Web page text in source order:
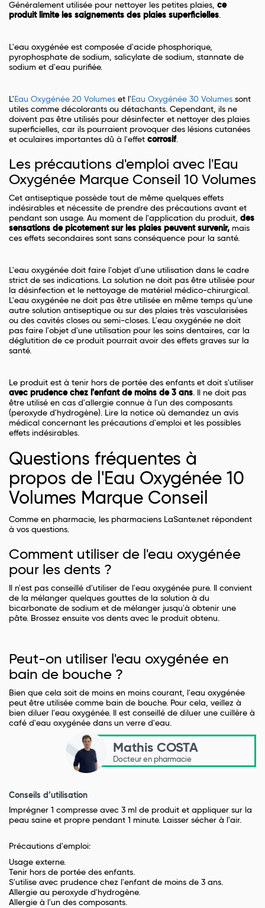
Généralement utilisée pour nettoyer les petites plaies, ce
produit limite les saignements des plaies superficielles.
L'eau oxygénée est composée d'acide phosphorique,
pyrophosphate de sodium, salicylate de sodium, stannate de
sodium et d'eau purifiée.
L' Eau Oxygénée 20 Volumes et l' Eau Oxygénée 30 Volumes sont
utiles comme décolorants ou détachants. Cependant, ils ne
doivent pas être utilisés pour désinfecter et nettoyer des plaies
superficielles, car ils pourraient provoquer des lésions cutanées
et oculaires importantes dû à l'effet corrosif.
Les précautions d'emploi avec l'Eau
Oxygénée Marque Conseil 10 Volumes
Cet antiseptique possède tout de même quelques effets
indésirables et nécessite de prendre des précautions avant et
pendant son usage. Au moment de l'application du produit, des
sensations de picotement sur les plaies peuvent survenir, mais
ces effets secondaires sont sans conséquence pour la santé.
L'eau oxygénée doit faire l'objet d'une utilisation dans le cadre
strict de ses indications. La solution ne doit pas être utilisée pour
la désinfection et le nettoyage de matériel médico-chirurgical.
L'eau oxygénée ne doit pas être utilisée en même temps qu'une
autre solution antiseptique ou sur des plaies très vascularisées
ou des cavités closes ou semi-closes. L'eau oxygénée ne doit
pas faire l'objet d'une utilisation pour les soins dentaires, car la
déglutition de ce produit pourrait avoir des effets graves sur la
santé.
Le produit est à tenir hors de portée des enfants et doit s'utiliser
avec prudence chez l'enfant de moins de 3 ans. Il ne doit pas
être utilisé en cas d'allergie connue à l'un des composants
(peroxyde d'hydrogène). Lire la notice où demandez un avis
médical concernant les précautions d'emploi et les possibles
effets indésirables.
Questions fréquentes à
propos de l'Eau Oxygénée 10
Volumes Marque Conseil
Comme en pharmacie, les pharmaciens LaSante.net répondent
à vos questions.
Comment utiliser de l'eau oxygénée
pour les dents ?
Il n'est pas conseillé d'utiliser de l'eau oxygénée pure. Il convient
de la mélanger quelques gouttes de la solution à du
bicarbonate de sodium et de mélanger jusqu'à obtenir une
pâte. Brossez ensuite vos dents avec le produit obtenu.
Peut-on utiliser l'eau oxygénée en
bain de bouche ?
Bien que cela soit de moins en moins courant, l'eau oxygénée
peut être utilisée comme bain de bouche. Pour cela, veillez à
bien diluer l'eau oxygénée. Il est conseillé de diluer une cuillère à
café d'eau oxygénée dans un verre d'eau.
Mathis COSTA
Docteur en pharmacie
Conseils d’utilisation
Imprégner 1 compresse avec 3 ml de produit et appliquer sur la
peau saine et propre pendant 1 minute. Laisser sécher à l'air.
Précautions d'emploi:
Usage externe.
Tenir hors de portée des enfants.
S'utilise avec prudence chez l'enfant de moins de 3 ans.
Allergie au peroxyde d'hydrogène.
Allergie à l'un des composants.